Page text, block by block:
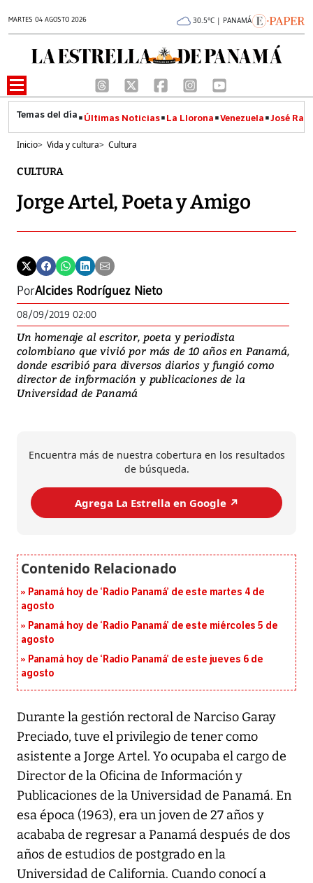
MARTES 04 AGOSTO 2026 30.5°C | PANAMÁ
Últimas Noticias La Llorona Venezuela José
Inicio> Vida y cultura> Cultura
CULTURA
Jorge Artel, Poeta y Amigo
PorAlcides Rodríguez Nieto
08/09/2019 02:00
Un homenaje al escritor, poeta y periodista
colombiano que vivió por más de 10 años en Panamá,
donde escribió para diversos diarios y fungió como
director de información y publicaciones de la
Universidad de Panamá
Encuentra más de nuestra cobertura en los resultados
de búsqueda.
Agrega La Estrella en Google ↗️
Panamá hoy de ‘Radio Panamá’ de este martes 4 de
agosto
Panamá hoy de ‘Radio Panamá’ de este miércoles 5 de
agosto
Panamá hoy de ‘Radio Panamá’ de este jueves 6 de
agosto
Durante la gestión rectoral de Narciso Garay
Preciado, tuve el privilegio de tener como
asistente a Jorge Artel. Yo ocupaba el cargo de
Director de la Oficina de Información y
Publicaciones de la Universidad de Panamá. En
esa época (1963), era un joven de 27 años y
acababa de regresar a Panamá después de dos
años de estudios de postgrado en la
Universidad de California. Cuando conocí a